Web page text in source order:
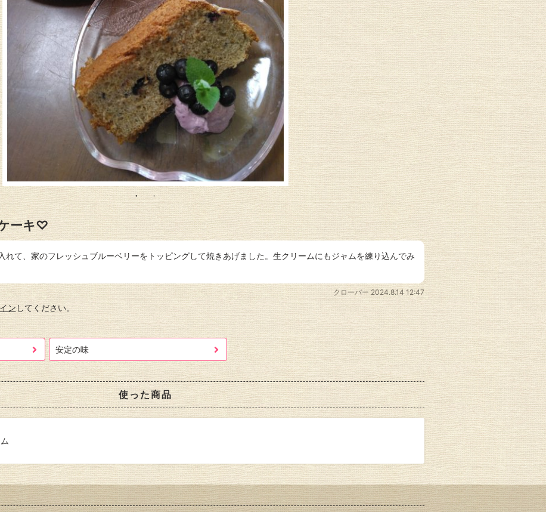
ーキ♡
れて、家のフレッシュブルーベリーをトッピングして焼きあげました。生クリームにもジャムを練り込んでみ
クローバー 2024.8.14 12:47
ンしてください。
安定の味
使った商品